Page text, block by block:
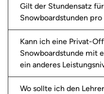
Gilt der Stundensatz
Snowboardstunden pro
Kann ich eine Privat-
Snowboardstunde mit
ein anderes
Wo sollte ich den